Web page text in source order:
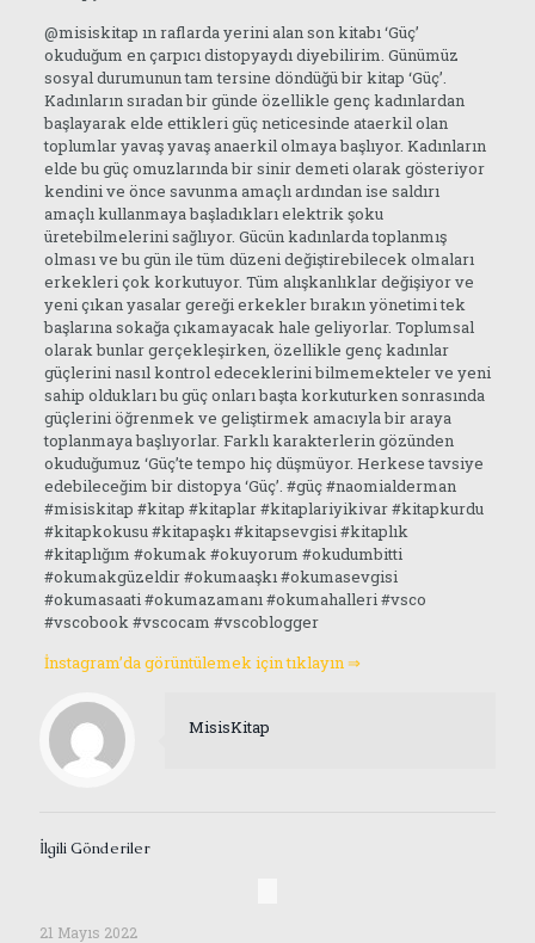
@misiskitap ın raflarda yerini alan son kitabı ‘Güç’
okuduğum en çarpıcı distopyaydı diyebilirim. Günümüz
sosyal durumunun tam tersine döndüğü bir kitap ‘Güç’.
Kadınların sıradan bir günde özellikle genç kadınlardan
başlayarak elde ettikleri güç neticesinde ataerkil olan
toplumlar yavaş yavaş anaerkil olmaya başlıyor. Kadınların
elde bu güç omuzlarında bir sinir demeti olarak gösteriyor
kendini ve önce savunma amaçlı ardından ise saldırı
amaçlı kullanmaya başladıkları elektrik şoku
üretebilmelerini sağlıyor. Gücün kadınlarda toplanmış
olması ve bu gün ile tüm düzeni değiştirebilecek olmaları
erkekleri çok korkutuyor. Tüm alışkanlıklar değişiyor ve
yeni çıkan yasalar gereği erkekler bırakın yönetimi tek
başlarına sokağa çıkamayacak hale geliyorlar. Toplumsal
olarak bunlar gerçekleşirken, özellikle genç kadınlar
güçlerini nasıl kontrol edeceklerini bilmemekteler ve yeni
sahip oldukları bu güç onları başta korkuturken sonrasında
güçlerini öğrenmek ve geliştirmek amacıyla bir araya
toplanmaya başlıyorlar. Farklı karakterlerin gözünden
okuduğumuz ‘Güç’te tempo hiç düşmüyor. Herkese tavsiye
edebileceğim bir distopya ‘Güç’. #güç #naomialderman
#misiskitap #kitap #kitaplar #kitaplariyikivar #kitapkurdu
#kitapkokusu #kitapaşkı #kitapsevgisi #kitaplık
#kitaplığım #okumak #okuyorum #okudumbitti
#okumakgüzeldir #okumaaşkı #okumasevgisi
#okumasaati #okumazamanı #okumahalleri #vsco
#vscobook #vscocam #vscoblogger
İnstagram’da görüntülemek için tıklayın ⇒
MisisKitap
İlgili Gönderiler
21 Mayıs 2022